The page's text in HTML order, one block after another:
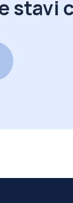
stavi